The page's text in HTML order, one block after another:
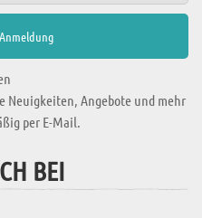
Neuigkeiten, Angebote und mehr
per E-Mail.
BEI